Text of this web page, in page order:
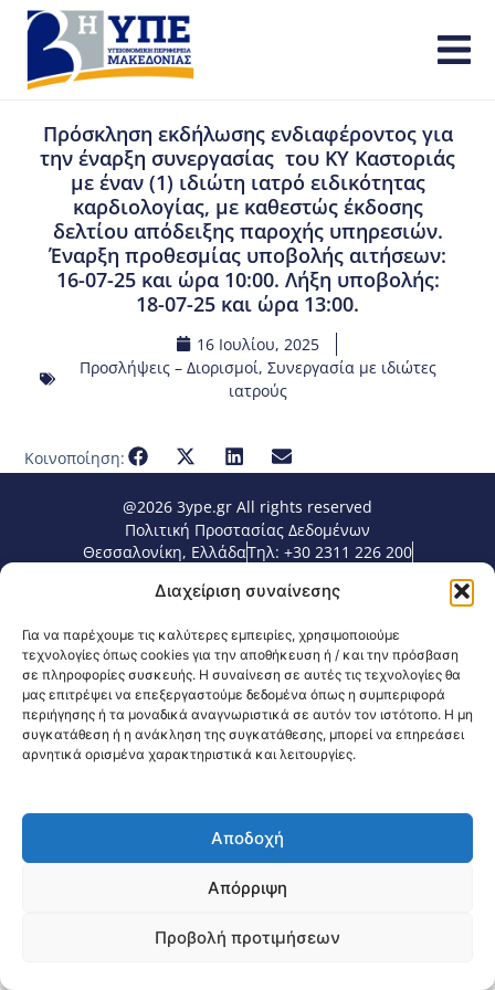
Διαχείριση συναίνεσης
Για να παρέχουμε τις καλύτερες εμπειρίες, χρησιμοποιούμε
τεχνολογίες όπως cookies για την αποθήκευση ή / και την πρόσβαση
σε πληροφορίες συσκευής. Η συναίνεση σε αυτές τις τεχνολογίες θα
μας επιτρέψει να επεξεργαστούμε δεδομένα όπως η συμπεριφορά
περιήγησης ή τα μοναδικά αναγνωριστικά σε αυτόν τον ιστότοπο. Η μη
συγκατάθεση ή η ανάκληση της συγκατάθεσης, μπορεί να επηρεάσει
αρνητικά ορισμένα χαρακτηριστικά και λειτουργίες.
Αποδοχή
Απόρριψη
Προβολή προτιμήσεων
Πρόσκληση εκδήλωσης ενδιαφέροντος για
την έναρξη συνεργασίας του ΚΥ Καστοριάς
με έναν (1) ιδιώτη ιατρό ειδικότητας
καρδιολογίας, με καθεστώς έκδοσης
δελτίου απόδειξης παροχής υπηρεσιών.
Έναρξη προθεσμίας υποβολής αιτήσεων:
16-07-25 και ώρα 10:00. Λήξη υποβολής:
18-07-25 και ώρα 13:00.
16 Ιουλίου, 2025
Προσλήψεις – Διορισμοί, Συνεργασία με ιδιώτες
ιατρούς
Κοινοποίηση:
@2026 3ype.gr All rights reserved
Πολιτική Προστασίας Δεδομένων
Θεσσαλονίκη, ΕλλάδαΤηλ: +30 2311 226 200
00014 Website Visits: 1598724